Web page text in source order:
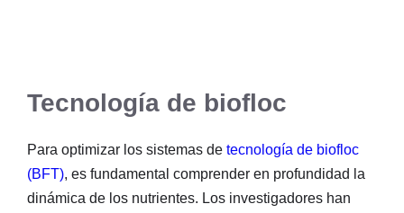
Tecnología de biofloc
Para optimizar los sistemas de tecnología de biofloc
(BFT), es fundamental comprender en profundidad la
dinámica de los nutrientes. Los investigadores han